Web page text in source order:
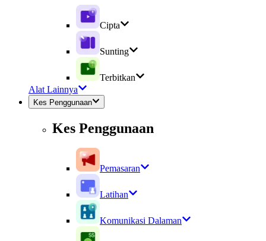
Cipta
Sunting
Terbitkan
Alat Lainnya
Kes Penggunaan
Kes Penggunaan
Pemasaran
Latihan
Komunikasi Dalaman